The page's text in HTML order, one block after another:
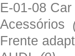
E-01-08
Acessórios
Frente